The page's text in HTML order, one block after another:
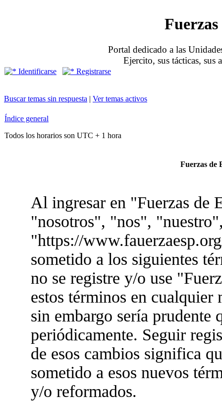
Portal dedicado a las
Ejercito, sus tácticas, sus
Identificarse Registrarse
Buscar temas sin respuesta | Ver temas activos
Índice general
Todos los horarios son UTC + 1 hora
Fuerzas de
Al ingresar en "Fuerzas de
"nosotros", "nos",
"https://
sometido a los siguientes
no se registre y/o use
estos términos en
sin embargo sería prudente
periódicamente. Seguir
de esos cambios significa
sometido a esos nuevos
y/o reformados.